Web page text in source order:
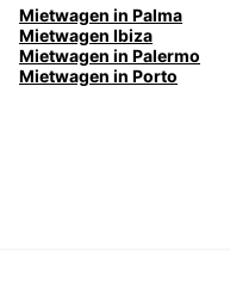
Mietwagen in Palma
Mietwagen Ibiza
Mietwagen in Palermo
Mietwagen in Porto